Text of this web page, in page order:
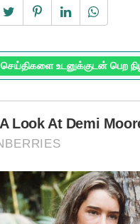
செய்திகளை உடனுக்குடன் பெற